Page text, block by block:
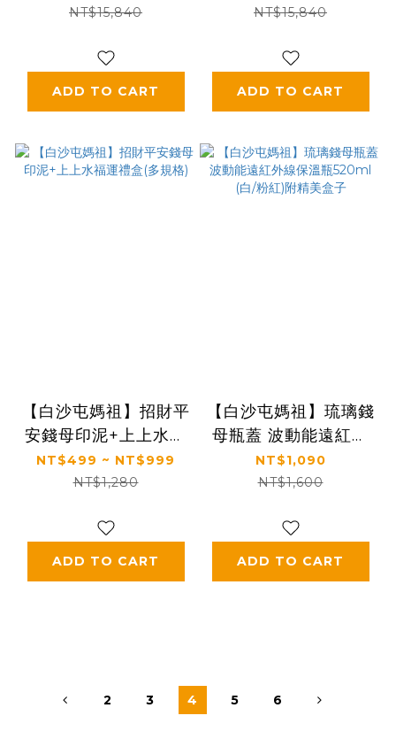
品保證｜【太陽星】全
強版八盒組(3g*30包
*8盒)
NT$15,840
ADD TO CART
【太陽星】全效克菲爾
包*8盒)
NT$15,840
ADD TO CART
【白沙屯媽祖】招財平
安錢母印泥+上上水福
運禮盒(多規格)
NT$499 ~ NT$999
NT$1,280
ADD TO CART
【白沙屯媽祖】琉璃錢
母瓶蓋 波動能遠紅外
線保溫瓶520ml (白/
粉紅)附精美盒子
NT$1,090
NT$1,600
ADD TO CART
2 3 4 5 6